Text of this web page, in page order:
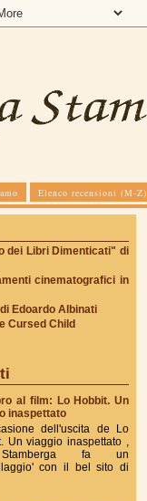
Elenco recensioni (M-Z)
dei Libri Dimenticati" di
cinematografici in
Edoardo Albinati
Cursed Child
al film: Lo Hobbit. Un
inaspettato
dell'uscita de Lo
Un viaggio inaspettato ,
fa un
con il bel sito di